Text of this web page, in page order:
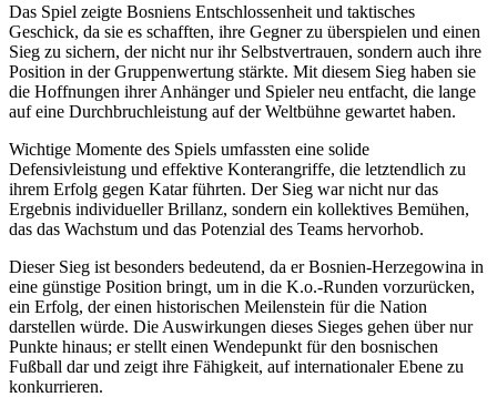
Das Spiel zeigte Bosniens Entschlossenheit und taktisches
Geschick, da sie es schafften, ihre Gegner zu überspielen und einen
Sieg zu sichern, der nicht nur ihr Selbstvertrauen, sondern auch ihre
Position in der Gruppenwertung stärkte. Mit diesem Sieg haben sie
die Hoffnungen ihrer Anhänger und Spieler neu entfacht, die lange
auf eine Durchbruchleistung auf der Weltbühne gewartet haben.
Wichtige Momente des Spiels umfassten eine solide
Defensivleistung und effektive Konterangriffe, die letztendlich zu
ihrem Erfolg gegen Katar führten. Der Sieg war nicht nur das
Ergebnis individueller Brillanz, sondern ein kollektives Bemühen,
das das Wachstum und das Potenzial des Teams hervorhob.
Dieser Sieg ist besonders bedeutend, da er Bosnien-Herzegowina in
eine günstige Position bringt, um in die K.o.-Runden vorzurücken,
ein Erfolg, der einen historischen Meilenstein für die Nation
darstellen würde. Die Auswirkungen dieses Sieges gehen über nur
Punkte hinaus; er stellt einen Wendepunkt für den bosnischen
Fußball dar und zeigt ihre Fähigkeit, auf internationaler Ebene zu
konkurrieren.